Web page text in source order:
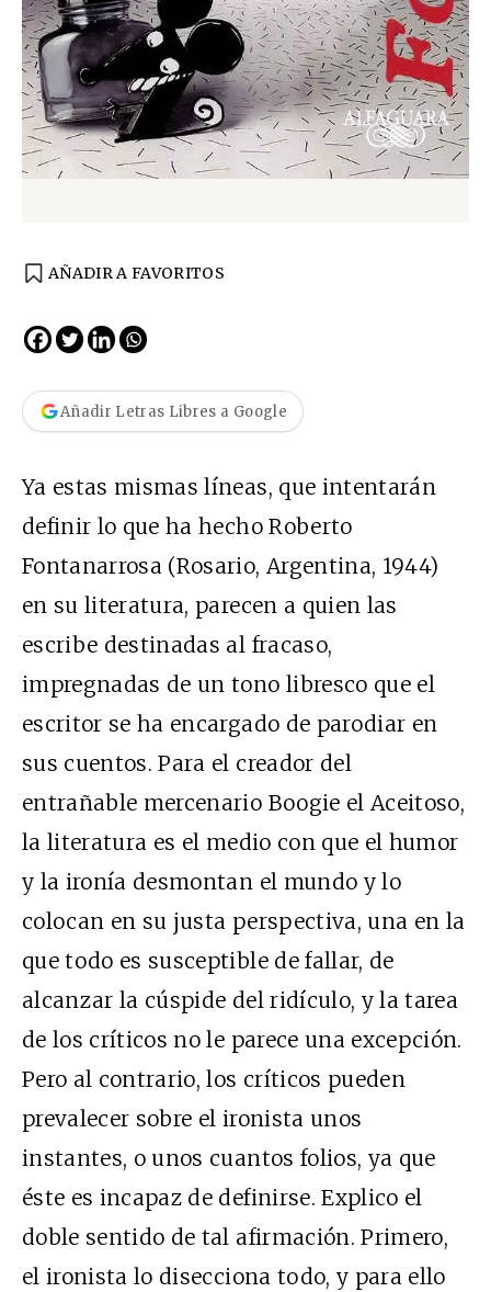
AÑADIR A FAVORITOS
Añadir Letras Libres a Google
Ya estas mismas líneas, que intentarán
definir lo que ha hecho Roberto
Fontanarrosa (Rosario, Argentina, 1944)
en su literatura, parecen a quien las
escribe destinadas al fracaso,
impregnadas de un tono libresco que el
escritor se ha encargado de parodiar en
sus cuentos. Para el creador del
entrañable mercenario Boogie el Aceitoso,
la literatura es el medio con que el humor
y la ironía desmontan el mundo y lo
colocan en su justa perspectiva, una en la
que todo es susceptible de fallar, de
alcanzar la cúspide del ridículo, y la tarea
de los críticos no le parece una excepción.
Pero al contrario, los críticos pueden
prevalecer sobre el ironista unos
instantes, o unos cuantos folios, ya que
éste es incapaz de definirse. Explico el
doble sentido de tal afirmación. Primero,
el ironista lo disecciona todo, y para ello